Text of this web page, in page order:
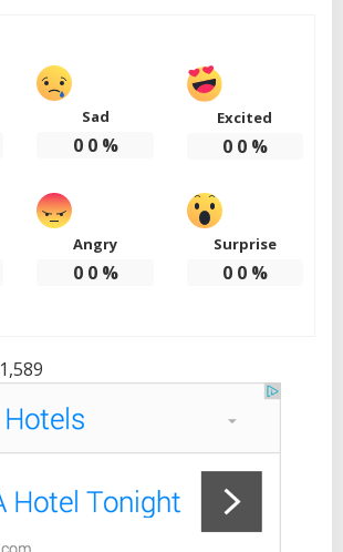
Sad
0 0%
Excited
0 0%
Angry
0 0%
Surprise
0 0%
1,589